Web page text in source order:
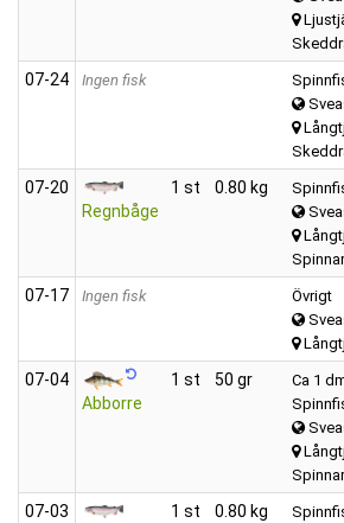
07‑24 Ingen fisk
07‑20
Regnbåge
1 st 0.80 kg
07‑17 Ingen fisk
Övrigt
07‑04
Abborre
1 st 50 gr
Ca 1
07‑03
1 st 0.80 kg